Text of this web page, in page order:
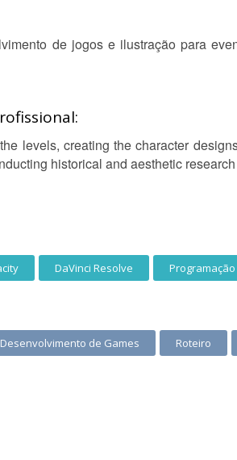
de jogos e ilustração para
levels, creating the character
historical and aesthetic research
DaVinci Resolve Programação
Desenvolvimento de Games Roteiro